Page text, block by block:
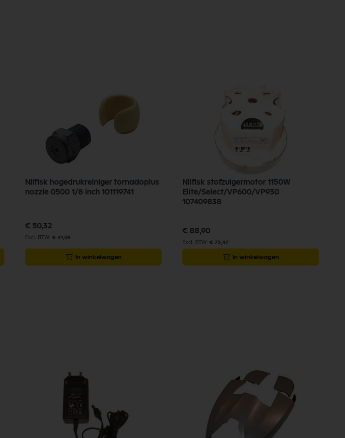
Nilfisk hogedrukreiniger tornadoplus
nozzle 0500 1/8 inch 101119741
€ 50,32
€ 41,59
In winkelwagen
Nilfisk stofzuigermotor 1150W
Elite/Select/VP600/VP930
107409838
€ 88,90
€ 73,47
In winkelwagen